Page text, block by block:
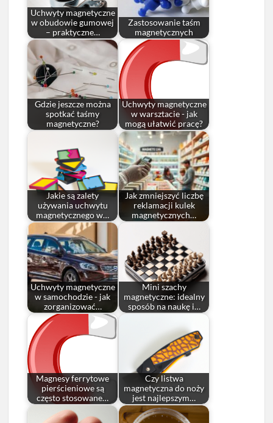
Uchwyty magnetyczne
w obudowie gumowej
– praktyczne…
Zastosowanie taśm
magnetycznych
Gdzie jeszcze można
spotkać taśmy
magnetyczne?
Uchwyty magnetyczne
w warsztacie - jak
mogą ułatwić pracę?
Jakie są zalety
używania uchwytu
magnetycznego w…
Jak zmniejszyć liczbę
reklamacji kulek
magnetycznych…
Uchwyty magnetyczne
w samochodzie - jak
zorganizować…
Mini szachy
magnetyczne: idealny
sposób na naukę i…
Magnesy ferrytowe
pierścieniowe są
często stosowane…
Czy listwa
magnetyczna do noży
jest najlepszym…